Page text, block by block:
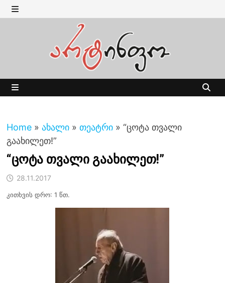
Skip
to MENU
Home » ახალი » თეატრი » “ცოტა თვალი
გაახილეთ!”
“ცოტა თვალი გაახილეთ!”
28.11.2017
კითხვის დრო: 1 წთ.